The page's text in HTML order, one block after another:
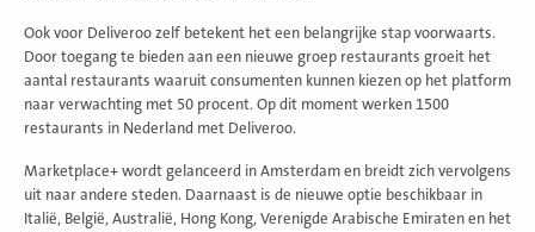
Ook voor Deliveroo zelf betekent het een belangrijke stap voorwaarts.
Door toegang te bieden aan een nieuwe groep restaurants groeit het
aantal restaurants waaruit consumenten kunnen kiezen op het platform
naar verwachting met 50 procent. Op dit moment werken 1500
restaurants in Nederland met Deliveroo.
Marketplace+ wordt gelanceerd in Amsterdam en breidt zich vervolgens
uit naar andere steden. Daarnaast is de nieuwe optie beschikbaar in
Italië, België, Australië, Hong Kong, Verenigde Arabische Emiraten en het